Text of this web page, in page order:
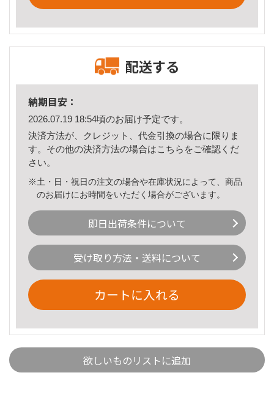
配送する
納期目安：
2026.07.19 18:54頃のお届け予定です。
決済方法が、クレジット、代金引換の場合に限りま
す。その他の決済方法の場合はこちら をご確認くだ
さい。
※土・日・祝日の注文の場合や在庫状況によって、商品
のお届けにお時間をいただく場合がございます。
即日出荷条件について
受け取り方法・送料について
カートに入れる
欲しいものリストに追加